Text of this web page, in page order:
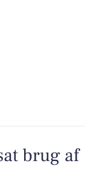
brug af